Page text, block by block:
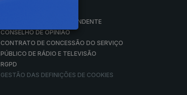
CONSELHO GERAL INDEPENDENTE
CONSELHO DE OPINIÃO
CONTRATO DE CONCESSÃO DO SERVIÇO
PÚBLICO DE RÁDIO E TELEVISÃO
RGPD
GESTÃO DAS DEFINIÇÕES DE COOKIES